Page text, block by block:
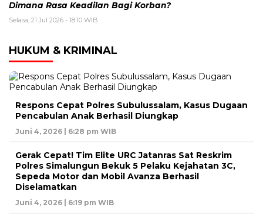
Dimana Rasa Keadilan Bagi Korban?
Selasa, 21 Jul 2026 - 18:10 WIB
HUKUM & KRIMINAL
Respons Cepat Polres Subulussalam, Kasus Dugaan
Pencabulan Anak Berhasil Diungkap
Juni 4, 2026 | 6:28 pm WIB
Gerak Cepat! Tim Elite URC Jatanras Sat Reskrim
Polres Simalungun Bekuk 5 Pelaku Kejahatan 3C,
Sepeda Motor dan Mobil Avanza Berhasil
Diselamatkan
Juni 4, 2026 | 6:19 pm WIB